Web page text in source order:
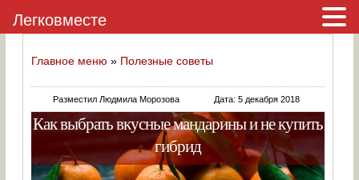
Главное меню » Полезные советы
Разместил Людмила Морозова Дата: 5 декабря 2018
Как выбрать вкусные мандарины и не купить
гибрид
Легковместе